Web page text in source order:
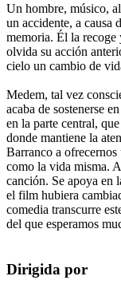
Un hombre, músico,
un accidente, a causa
memoria. Él la recoge
olvida su acción
cielo un cambio de
Medem, tal vez
acaba de sostenerse
en la parte central,
donde mantiene la
Barranco a ofrecernos
como la vida misma.
canción. Se apoya en
el film hubiera
comedia transcurre
del que esperamos
Dirigida por